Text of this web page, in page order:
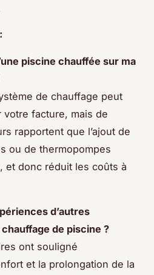
piscine chauffée sur ma
de chauffage peut
votre facture, mais de
rapportent que l’ajout de
ou de thermopompes
et donc réduit les coûts à
d’autres
de piscine ?
ont souligné
et la prolongation de la